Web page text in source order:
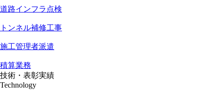
道路インフラ点検
トンネル補修工事
施工管理者派遣
積算業務
技術・表彰実績
Technology